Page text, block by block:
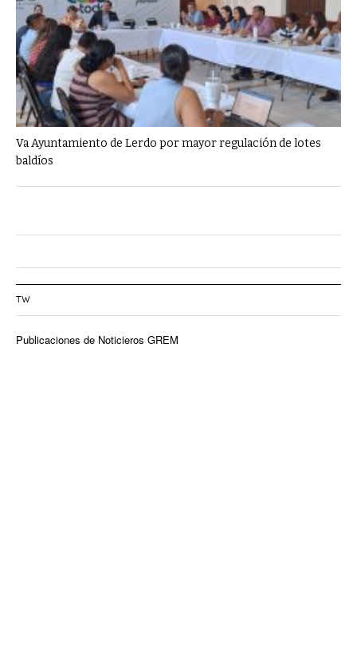
Va Ayuntamiento de Lerdo por mayor regulación de lotes
baldíos
TW
Publicaciones de Noticieros GREM